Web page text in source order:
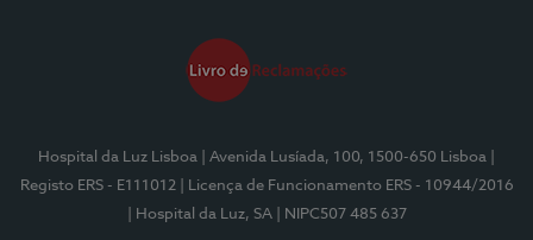
Hospital da Luz Lisboa | Avenida Lusíada, 100, 1500-650 Lisboa
Registo ERS - E111012
| Licença de Funcionamento ERS - 10944/2016
| Hospital da Luz, SA
| NIPC507 485 637